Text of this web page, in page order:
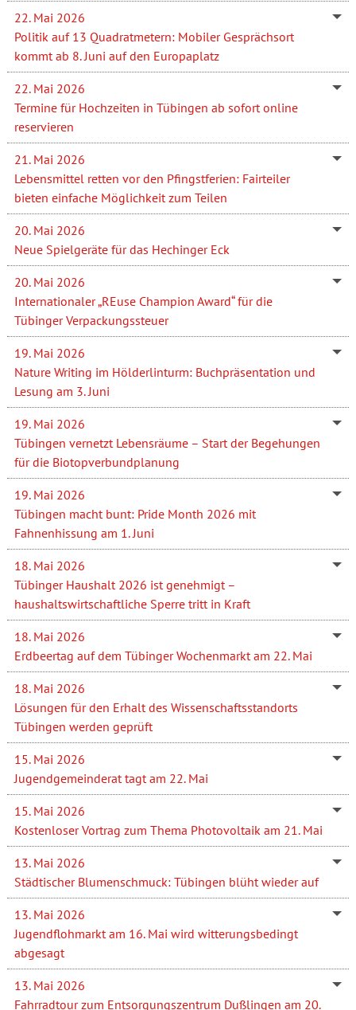
22. Mai 2026
Politik auf 13 Quadratmetern: Mobiler Gesprächsort
kommt ab 8. Juni auf den Europaplatz
22. Mai 2026
Termine für Hochzeiten in Tübingen ab sofort online
reservieren
21. Mai 2026
Lebensmittel retten vor den Pfingstferien: Fairteiler
bieten einfache Möglichkeit zum Teilen
20. Mai 2026
Neue Spielgeräte für das Hechinger Eck
20. Mai 2026
Internationaler „REuse Champion Award“ für die
Tübinger Verpackungssteuer
19. Mai 2026
Nature Writing im Hölderlinturm: Buchpräsentation und
Lesung am 3. Juni
19. Mai 2026
Tübingen vernetzt Lebensräume – Start der Begehungen
für die Biotopverbundplanung
19. Mai 2026
Tübingen macht bunt: Pride Month 2026 mit
Fahnenhissung am 1. Juni
18. Mai 2026
Tübinger Haushalt 2026 ist genehmigt –
haushaltswirtschaftliche Sperre tritt in Kraft
18. Mai 2026
Erdbeertag auf dem Tübinger Wochenmarkt am 22. Mai
18. Mai 2026
Lösungen für den Erhalt des Wissenschaftsstandorts
Tübingen werden geprüft
15. Mai 2026
Jugendgemeinderat tagt am 22. Mai
15. Mai 2026
Kostenloser Vortrag zum Thema Photovoltaik am 21. Mai
13. Mai 2026
Städtischer Blumenschmuck: Tübingen blüht wieder auf
13. Mai 2026
Jugendflohmarkt am 16. Mai wird witterungsbedingt
abgesagt
13. Mai 2026
Fahrradtour zum Entsorgungszentrum Dußlingen am 20.